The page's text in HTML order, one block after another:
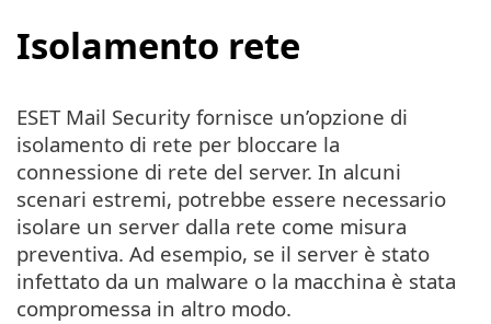
Isolamento rete
ESET Mail Security fornisce un’opzione di
isolamento di rete per bloccare la
connessione di rete del server. In alcuni
scenari estremi, potrebbe essere necessario
isolare un server dalla rete come misura
preventiva. Ad esempio, se il server è stato
infettato da un malware o la macchina è stata
compromessa in altro modo.